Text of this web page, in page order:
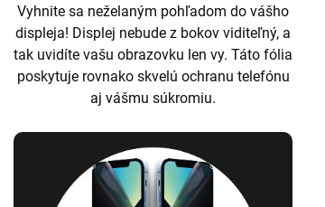
Vyhnite sa neželaným pohľadom do vášho
displeja! Displej nebude z bokov viditeľný, a
tak uvidíte vašu obrazovku len vy. Táto fólia
poskytuje rovnako skvelú ochranu telefónu
aj vášmu súkromiu.